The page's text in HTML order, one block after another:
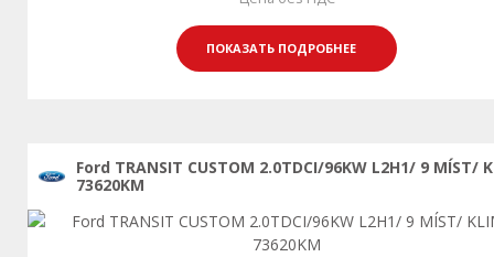
ПОКАЗАТЬ ПОДРОБНЕЕ
Ford TRANSIT CUSTOM 2.0TDCI/96KW L2H1/ 9 MÍST/
73620KM